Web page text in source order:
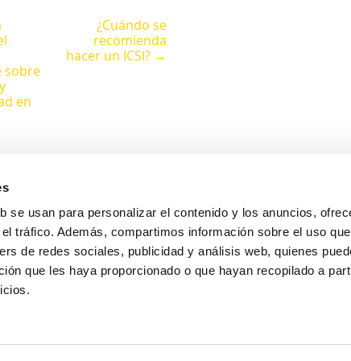
se usan para personalizar el contenido y los anuncios,
tráfico. Además, compartimos información sobre el uso
de redes sociales, publicidad y análisis web, quienes
que les haya proporcionado o que hayan recopilado a
sobre
en
¿Cuándo se
recomienda
hacer un ICSI? →
Avda. Pintor Xavier Soler, 18 (Rotonda Jesuitas)
03015 Alicante